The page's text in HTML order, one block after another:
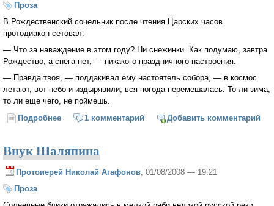
Проза
В Рождественский сочельник после чтения Царских часов
протодиакон сетовал:
— Что за наваждение в этом году? Ни снежинки. Как подумаю, завтра
Рождество, а снега нет, — никакого праздничного настроения.
— Правда твоя, — поддакивал ему настоятель собора, — в космос
летают, вот небо и издырявили, вся погода перемешалась. То ли зима,
то ли еще чего, не поймешь.
Подробнее о Молитва алтарника (Святочный рассказ)
1 комментарий Добавить комментарий
Внук Шаляпина
Протоиерей Николай Агафонов, 01/08/2008 — 19:21
Проза